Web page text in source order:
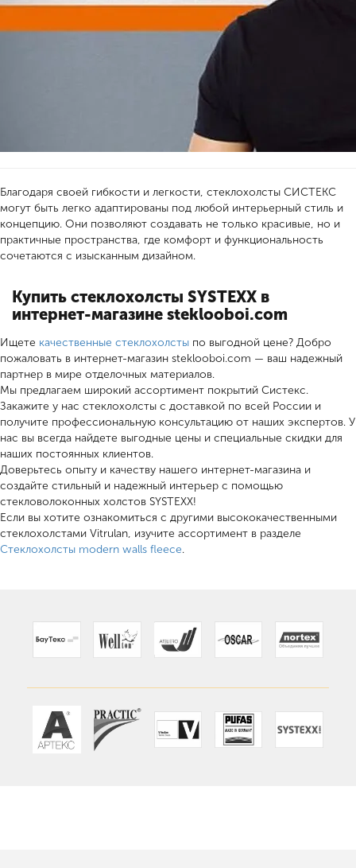
Благодаря своей гибкости и легкости, стеклохолсты СИСТЕКС
могут быть легко адаптированы под любой интерьерный стиль и
концепцию. Они позволяют создавать не только красивые, но и
практичные пространства, где комфорт и функциональность
сочетаются с изысканным дизайном.
Купить стеклохолсты SYSTEXX в
интернет-магазине steklooboi.com
Ищете качественные стеклохолсты по выгодной цене? Добро
пожаловать в интернет-магазин steklooboi.com — ваш надежный
партнер в мире отделочных материалов.
Мы предлагаем широкий ассортимент покрытий Систекс.
Закажите у нас стеклохолсты с доставкой по всей России и
получите профессиональную консультацию от наших экспертов. У
нас вы всегда найдете выгодные цены и специальные скидки для
наших постоянных клиентов.
Доверьтесь опыту и качеству нашего интернет-магазина и
создайте стильный и надежный интерьер с помощью
стекловолоконных холстов SYSTEXX!
Если вы хотите ознакомиться с другими высококачественными
стеклохолстами Vitrulan, изучите ассортимент в разделе
Стеклохолсты modern walls fleece.